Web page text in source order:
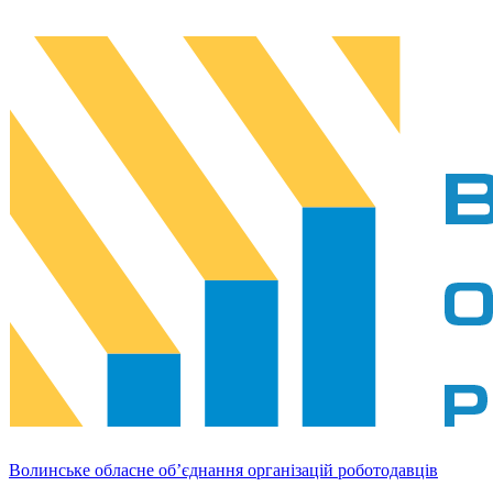
Волинське обласне об’єднання організацій роботодавців